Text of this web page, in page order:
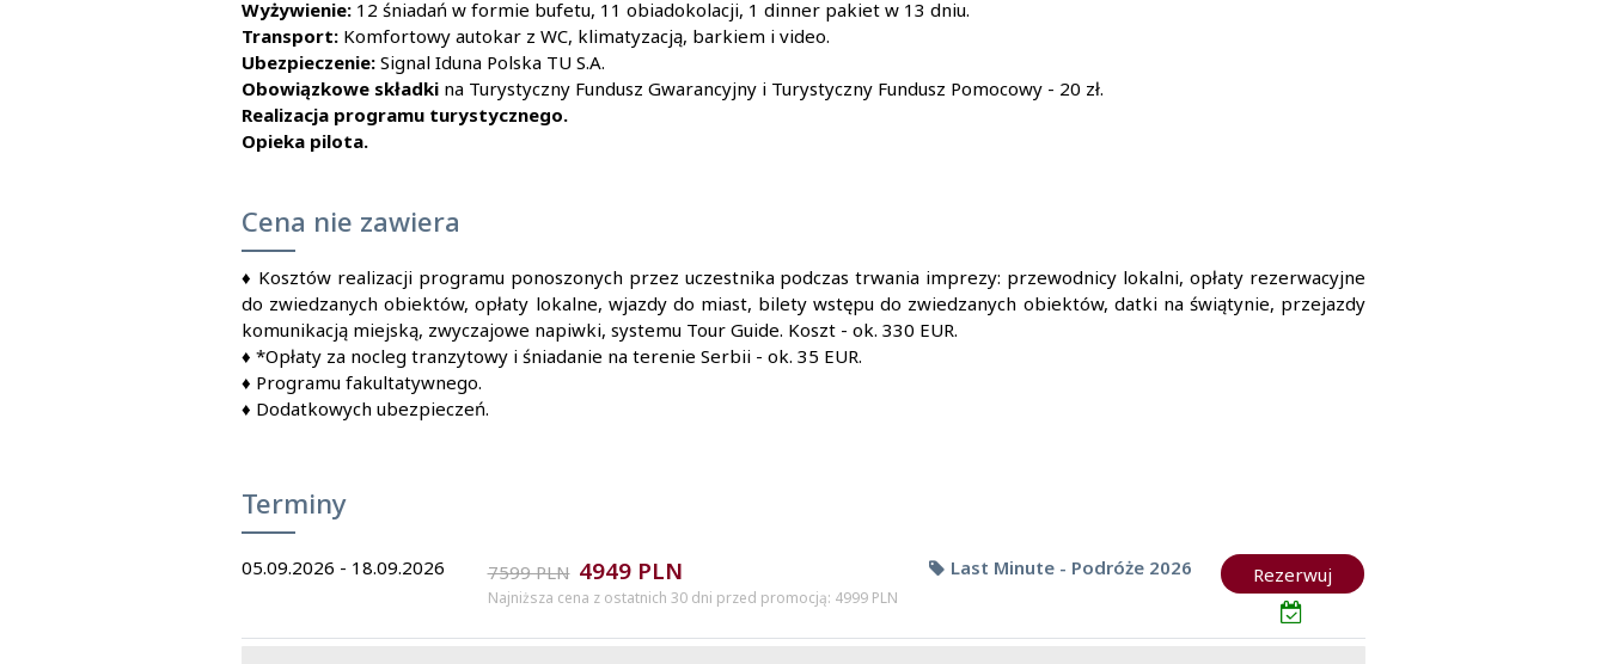
Wyżywienie: 12 śniadań w formie bufetu, 11 obiadokolacji, 1 dinner pakiet w 13 dniu.
Transport: Komfortowy autokar z WC, klimatyzacją, barkiem i video.
Ubezpieczenie: Signal Iduna Polska TU S.A.
Obowiązkowe składki na Turystyczny Fundusz Gwarancyjny i Turystyczny Fundusz Pomocowy - 20 zł.
Realizacja programu turystycznego.
Opieka pilota.
Cena nie zawiera
♦ Kosztów realizacji programu ponoszonych przez uczestnika podczas trwania imprezy: przewodnicy lokalni, opłaty rezerwacyjne
do zwiedzanych obiektów, opłaty lokalne, wjazdy do miast, bilety wstępu do zwiedzanych obiektów, datki na świątynie, przejazdy
komunikacją miejską, zwyczajowe napiwki, systemu Tour Guide. Koszt - ok. 330 EUR.
♦ *Opłaty za nocleg tranzytowy i śniadanie na terenie Serbii - ok. 35 EUR.
♦ Programu fakultatywnego.
♦ Dodatkowych ubezpieczeń.
Terminy
05.09.2026 - 18.09.2026 7599 PLN 4949 PLN
Najniższa cena z ostatnich 30 dni przed promocją: 4999 PLN
Last Minute - Podróże 2026 Rezerwuj